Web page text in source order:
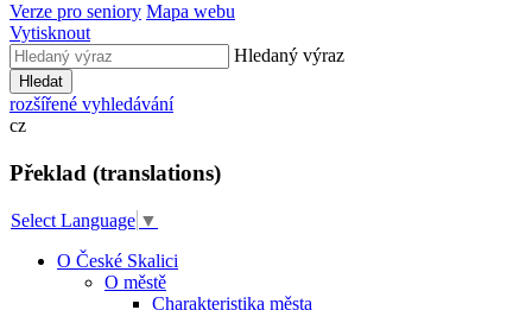
Verze pro seniory Mapa webu
Vytisknout
Hledaný výraz
Hledat
rozšířené vyhledávání
cz
Překlad (translations)
Select Language ▼
O České Skalici
O městě
Charakteristika města